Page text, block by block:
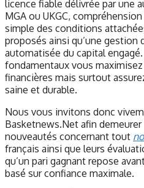
licence fiable délivrée par une
MGA ou UKGC,
simple des conditions
proposés ainsi qu’une gestion
automatisée du capital
fondamentaux vous
financières mais surtout
saine et durable.​
Nous vous invitons donc
Basketnews.Net afin
nouveautés concernant tout
français ainsi que leurs
qu’un pari gagnant repose
basé sur confiance maximale.​